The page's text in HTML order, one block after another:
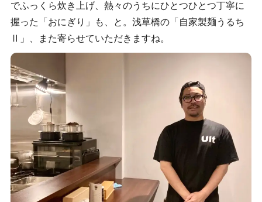
でふっくら炊き上げ、熱々のうちにひとつひとつ丁寧に
握った「おにぎり」も、と。浅草橋の「自家製麺うるち
Ⅱ」、また寄らせていただきますね。